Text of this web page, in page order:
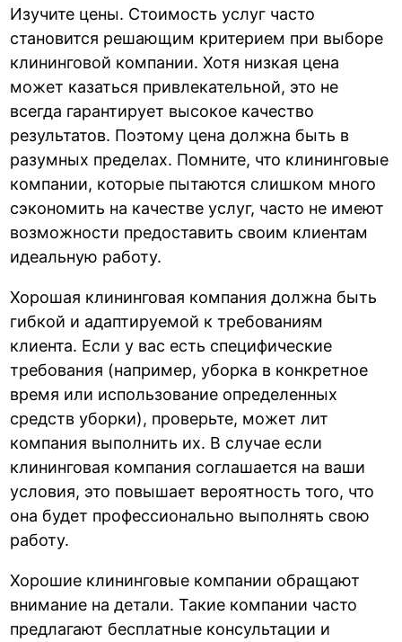
Изучите цены. Стоимость услуг часто
становится решающим критерием при выборе
клининговой компании. Хотя низкая цена
может казаться привлекательной, это не
всегда гарантирует высокое качество
результатов. Поэтому цена должна быть в
разумных пределах. Помните, что клининговые
компании, которые пытаются слишком много
сэкономить на качестве услуг, часто не имеют
возможности предоставить своим клиентам
идеальную работу.
Хорошая клининговая компания должна быть
гибкой и адаптируемой к требованиям
клиента. Если у вас есть специфические
требования (например, уборка в конкретное
время или использование определенных
средств уборки), проверьте, может лит
компания выполнить их. В случае если
клининговая компания соглашается на ваши
условия, это повышает вероятность того, что
она будет профессионально выполнять свою
работу.
Хорошие клининговые компании обращают
внимание на детали. Такие компании часто
предлагают бесплатные консультации и